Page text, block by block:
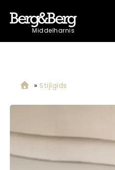
Middelharnis
» Stijlgids